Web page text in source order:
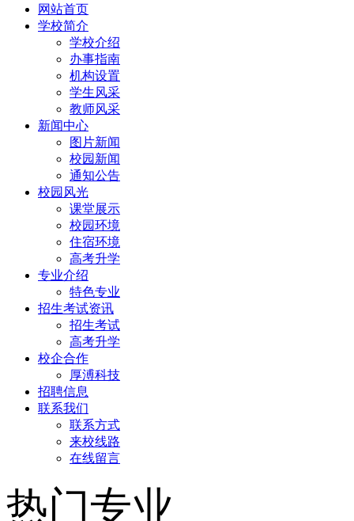
网站首页
学校简介
学校介绍
办事指南
机构设置
学生风采
教师风采
新闻中心
图片新闻
校园新闻
通知公告
校园风光
课堂展示
校园环境
住宿环境
高考升学
专业介绍
特色专业
招生考试资讯
招生考试
高考升学
校企合作
厚溥科技
招聘信息
联系我们
联系方式
来校线路
在线留言
热门专业